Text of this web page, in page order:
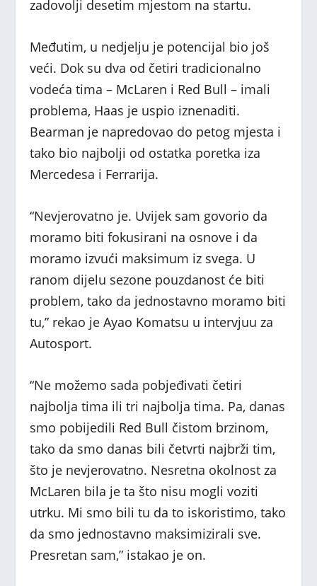
zadovolji desetim mjestom na startu.
Međutim, u nedjelju je potencijal bio još
veći. Dok su dva od četiri tradicionalno
vodeća tima – McLaren i Red Bull – imali
problema, Haas je uspio iznenaditi.
Bearman je napredovao do petog mjesta i
tako bio najbolji od ostatka poretka iza
Mercedesa i Ferrarija.
“Nevjerovatno je. Uvijek sam govorio da
moramo biti fokusirani na osnove i da
moramo izvući maksimum iz svega. U
ranom dijelu sezone pouzdanost će biti
problem, tako da jednostavno moramo biti
tu,” rekao je Ayao Komatsu u intervjuu za
Autosport.
“Ne možemo sada pobjeđivati četiri
najbolja tima ili tri najbolja tima. Pa, danas
smo pobijedili Red Bull čistom brzinom,
tako da smo danas bili četvrti najbrži tim,
što je nevjerovatno. Nesretna okolnost za
McLaren bila je ta što nisu mogli voziti
utrku. Mi smo bili tu da to iskoristimo, tako
da smo jednostavno maksimizirali sve.
Presretan sam,” istakao je on.